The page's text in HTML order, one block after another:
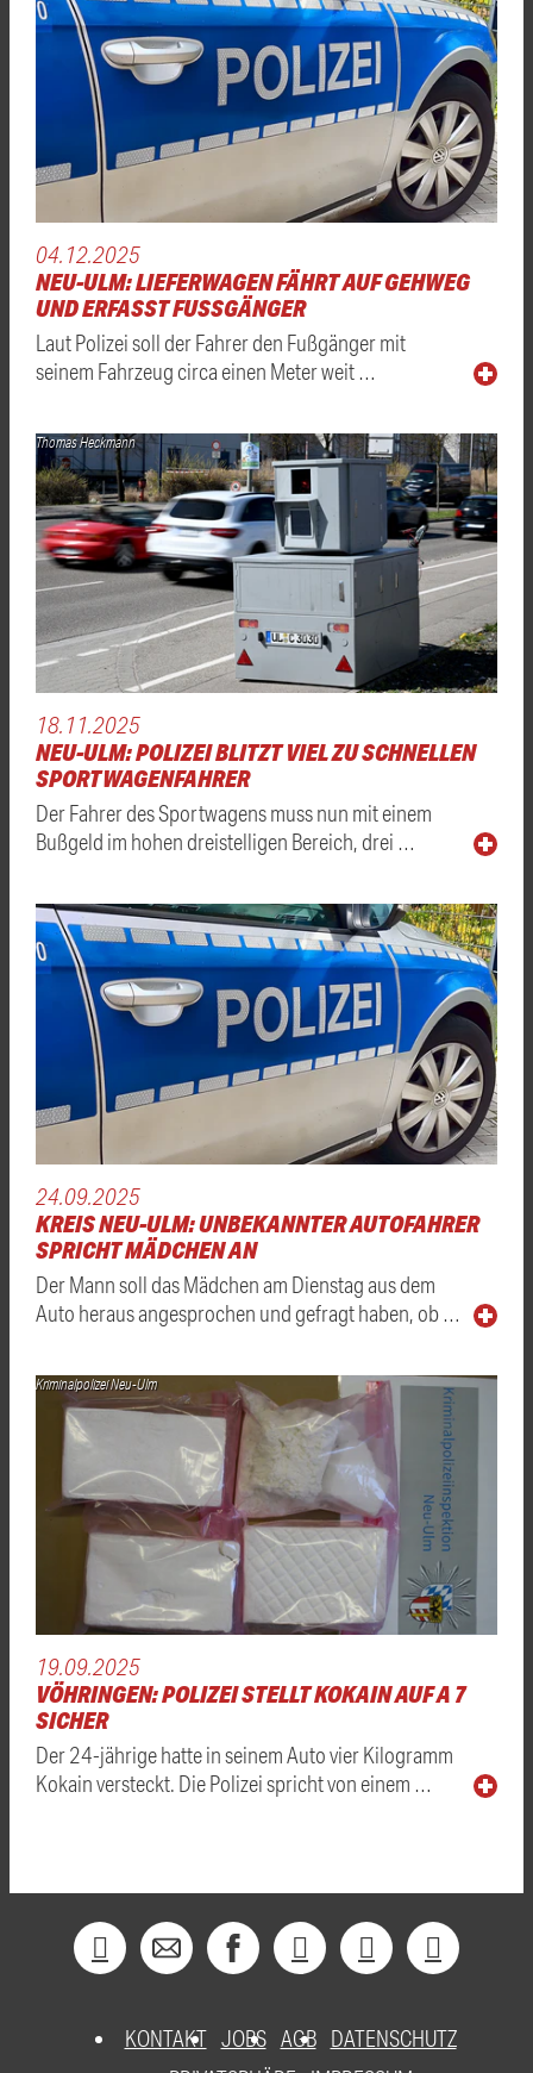
04.12.2025
NEU-ULM: LIEFERWAGEN FÄHRT AUF GEHWEG
UND ERFASST FUSSGÄNGER
Laut Polizei soll der Fahrer den Fußgänger mit
seinem Fahrzeug circa einen Meter weit …
Thomas Heckmann
18.11.2025
NEU-ULM: POLIZEI BLITZT VIEL ZU SCHNELLEN
SPORTWAGENFAHRER
Der Fahrer des Sportwagens muss nun mit einem
Bußgeld im hohen dreistelligen Bereich, drei …
24.09.2025
KREIS NEU-ULM: UNBEKANNTER AUTOFAHRER
SPRICHT MÄDCHEN AN
Der Mann soll das Mädchen am Dienstag aus dem
Auto heraus angesprochen und gefragt haben, ob …
Kriminalpolizei Neu-Ulm
19.09.2025
VÖHRINGEN: POLIZEI STELLT KOKAIN AUF A 7
SICHER
Der 24-jährige hatte in seinem Auto vier Kilogramm
Kokain versteckt. Die Polizei spricht von einem …
KONTAKT JOBS AGB DATENSCHUTZ